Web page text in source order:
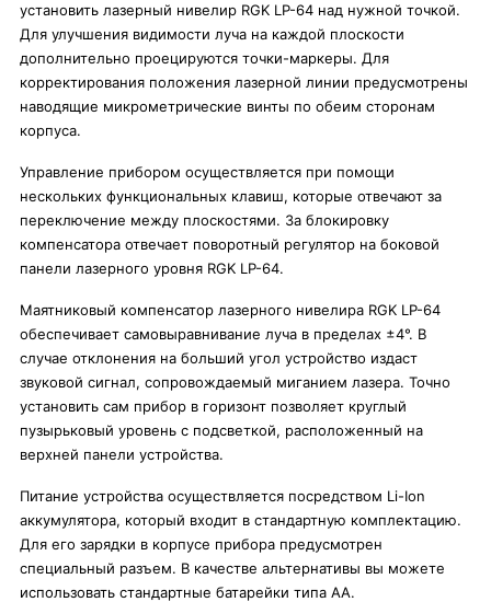
установить лазерный нивелир RGK LP-64 над нужной точкой.
Для улучшения видимости луча на каждой плоскости
дополнительно проецируются точки-маркеры. Для
корректирования положения лазерной линии предусмотрены
наводящие микрометрические винты по обеим сторонам
корпуса.
Управление прибором осуществляется при помощи
нескольких функциональных клавиш, которые отвечают за
переключение между плоскостями. За блокировку
компенсатора отвечает поворотный регулятор на боковой
панели лазерного уровня RGK LP-64.
Маятниковый компенсатор лазерного нивелира RGK LP-64
обеспечивает самовыравнивание луча в пределах ±4°. В
случае отклонения на больший угол устройство издаст
звуковой сигнал, сопровождаемый миганием лазера. Точно
установить сам прибор в горизонт позволяет круглый
пузырьковый уровень с подсветкой, расположенный на
верхней панели устройства.
Питание устройства осуществляется посредством Li-Ion
аккумулятора, который входит в стандартную комплектацию.
Для его зарядки в корпусе прибора предусмотрен
специальный разъем. В качестве альтернативы вы можете
использовать стандартные батарейки типа АА.